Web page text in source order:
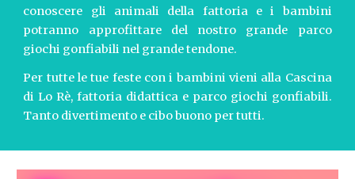
conoscere gli animali della fattoria e i bambini
potranno approfittare del nostro grande parco
giochi gonfiabili nel grande tendone.
Per tutte le tue feste con i bambini vieni alla Cascina
di Lo Rè, fattoria didattica e parco giochi gonfiabili.
Tanto divertimento e cibo buono per tutti.